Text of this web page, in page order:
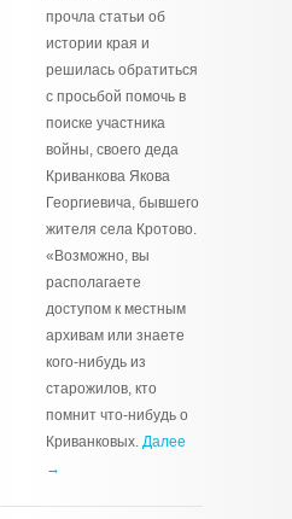
прочла статьи об
истории края и
решилась обратиться
с просьбой помочь в
поиске участника
войны, своего деда
Криванкова Якова
Георгиевича, бывшего
жителя села Кротово.
«Возможно, вы
располагаете
доступом к местным
архивам или знаете
кого-нибудь из
старожилов, кто
помнит что-нибудь о
Криванковых. Далее
→